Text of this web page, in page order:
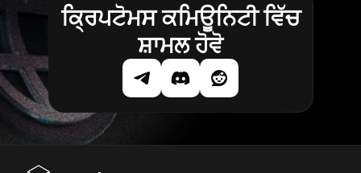
ਕ੍ਰਿਪਟੋਮਸ ਕਮਿਊਨਿਟੀ ਵਿੱਚ
ਸ਼ਾਮਲ ਹੋਵੋ